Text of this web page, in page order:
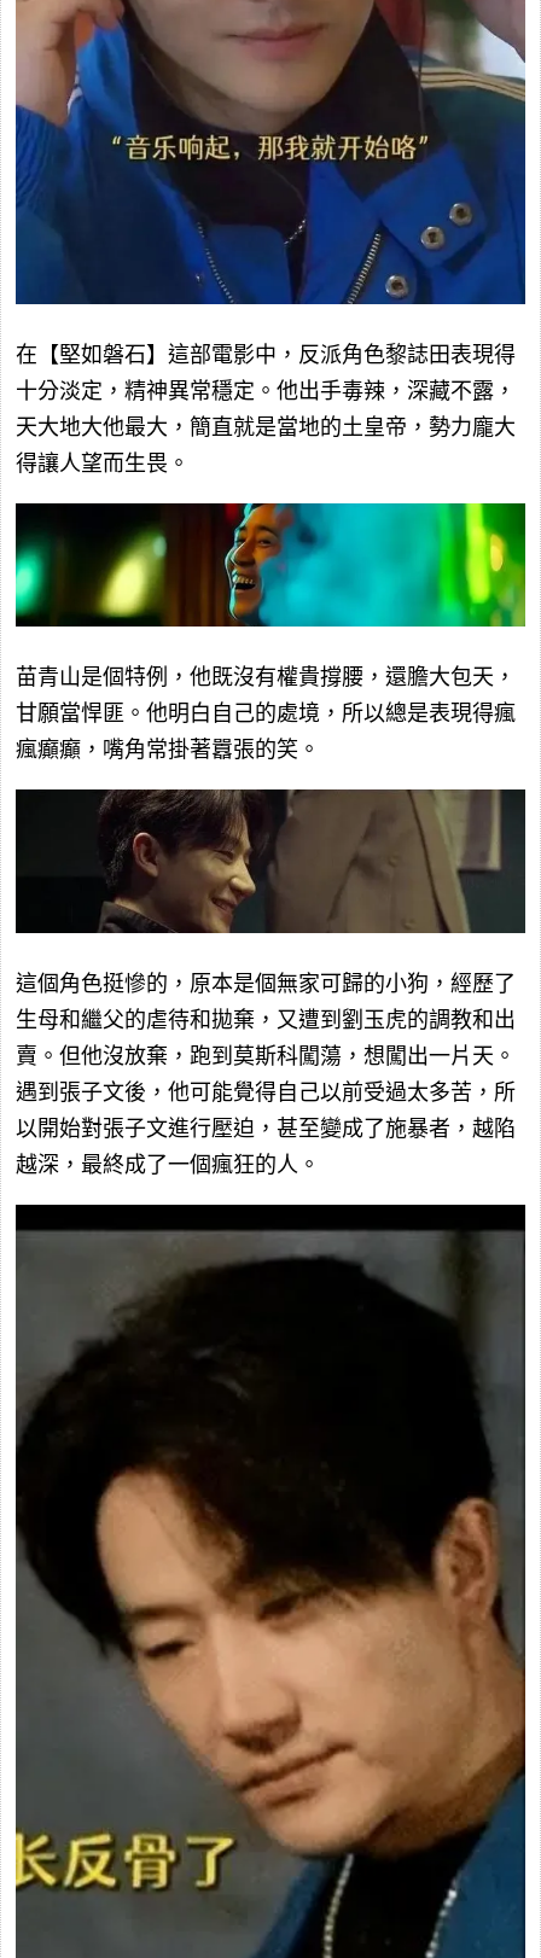
在【堅如磐石】這部電影中，反派角色黎誌田表現得
十分淡定，精神異常穩定。他出手毒辣，深藏不露，
天大地大他最大，簡直就是當地的土皇帝，勢力龐大
得讓人望而生畏。
苗青山是個特例，他既沒有權貴撐腰，還膽大包天，
甘願當悍匪。他明白自己的處境，所以總是表現得瘋
瘋癲癲，嘴角常掛著囂張的笑。
這個角色挺慘的，原本是個無家可歸的小狗，經歷了
生母和繼父的虐待和拋棄，又遭到劉玉虎的調教和出
賣。但他沒放棄，跑到莫斯科闖蕩，想闖出一片天。
遇到張子文後，他可能覺得自己以前受過太多苦，所
以開始對張子文進行壓迫，甚至變成了施暴者，越陷
越深，最終成了一個瘋狂的人。